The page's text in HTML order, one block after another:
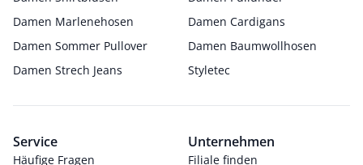
Damen Marlenehosen
Damen Cardigans
Damen Sommer Pullover
Damen Baumwollhosen
Damen Strech Jeans
Styletec
Service
Häufige Fragen
Unternehmen
Filiale finden